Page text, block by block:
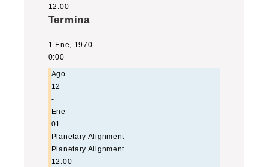
12:00
Termina
1 Ene, 1970
0:00
Ago
12
-
Ene
01
Planetary Alignment
Planetary Alignment
12:00